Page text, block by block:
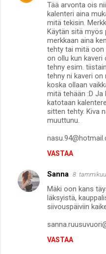
Tää arvonta ois
kalenteri aina
mitä tekisin.
Käytän sitä myös
merkkaan aina
tehty tai mitä oon
on ollu kun kaveri
tehny esim.
tehny ni kaveri
koska ollaan
mitä tehään :D
katotaan
sitten tehty. Kiva
muuttunu.
VASTAA
Sanna 8.
Mäki oon kans
läksyistä,
siivouspäiviin
VASTAA